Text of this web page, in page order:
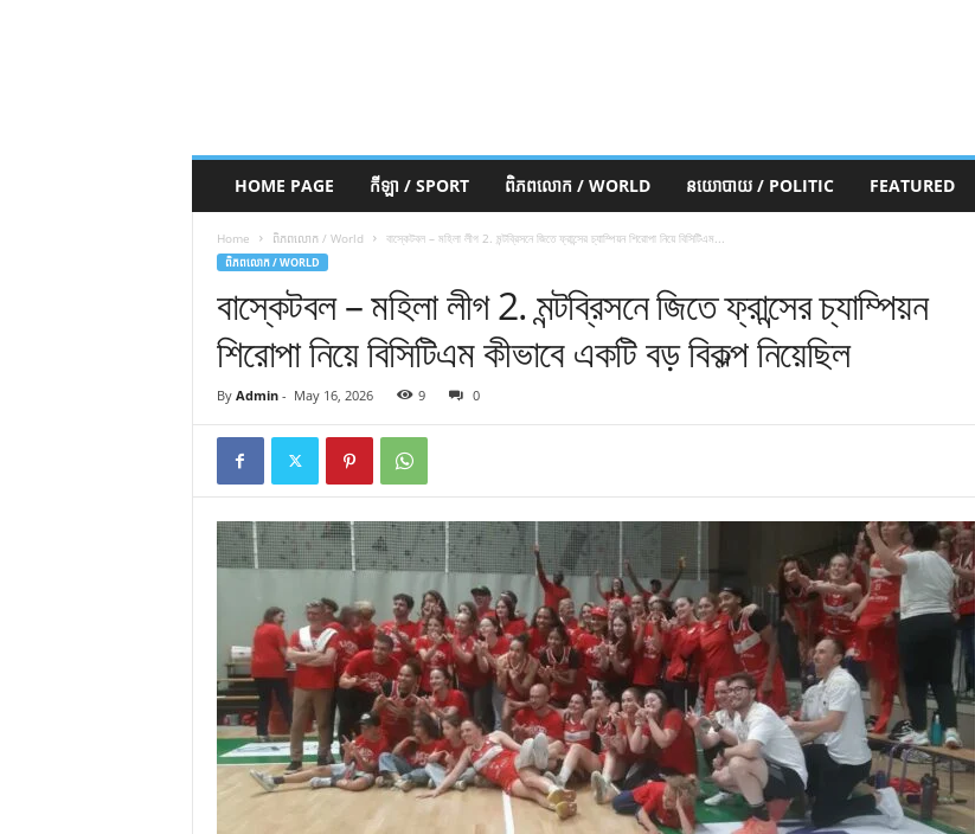
HOME PAGE កីឡា / SPORT ពិភពលោក / WORLD នយោបាយ / POLITIC FEATURED
Home ពិភពលោក / World বাস্কেটবল – মহিলা লীগ 2. মন্টব্রিসনে জিতে ফ্রান্সের চ্যাম্পিয়ন শিরোপা নিয়ে বিসিটিএম...
ពិភពលោក / WORLD
বাস্কেটবল – মহিলা লীগ 2. মন্টব্রিসনে জিতে ফ্রান্সের চ্যাম্পিয়ন
শিরোপা নিয়ে বিসিটিএম কীভাবে একটি বড় বিকল্প নিয়েছিল
By Admin- May 16, 2026 9 0